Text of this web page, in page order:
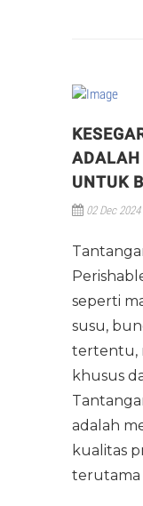
ADALAH
UNTUK
02 Dec 2024
seperti
susu,
tertentu,
khusus
adalah
kualitas
terutama